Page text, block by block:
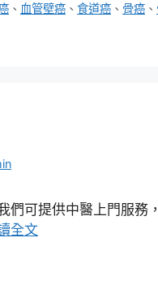
、 血管壁癌 、 食道癌 、 骨癌 、
們可提供中醫上門服務
全文